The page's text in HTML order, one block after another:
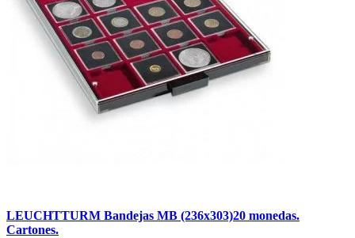
LEUCHTTURM Bandejas MB (236x303)20 monedas.
Cartones.